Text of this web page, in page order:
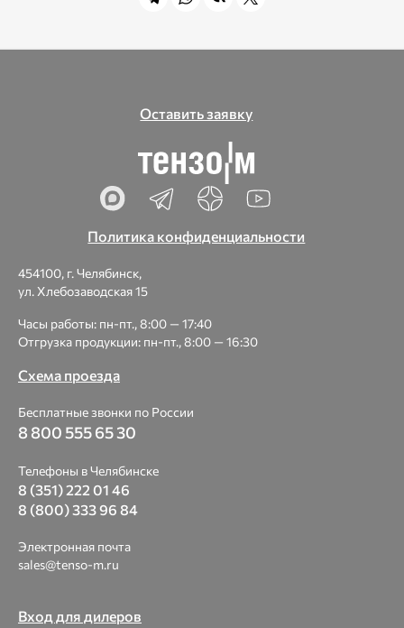
Оставить заявку
Политика конфиденциальности
454100, г. Челябинск,
ул. Хлебозаводская 15
Часы работы: пн-пт., 8:00 — 17:40
Отгрузка продукции: пн-пт., 8:00 — 16:30
Схема проезда
Бесплатные звонки по России
8 800 555 65 30
Телефоны в Челябинске
8 (351) 222 01 46
8 (800) 333 96 84
Электронная почта
sales@tenso-m.ru
Вход для дилеров